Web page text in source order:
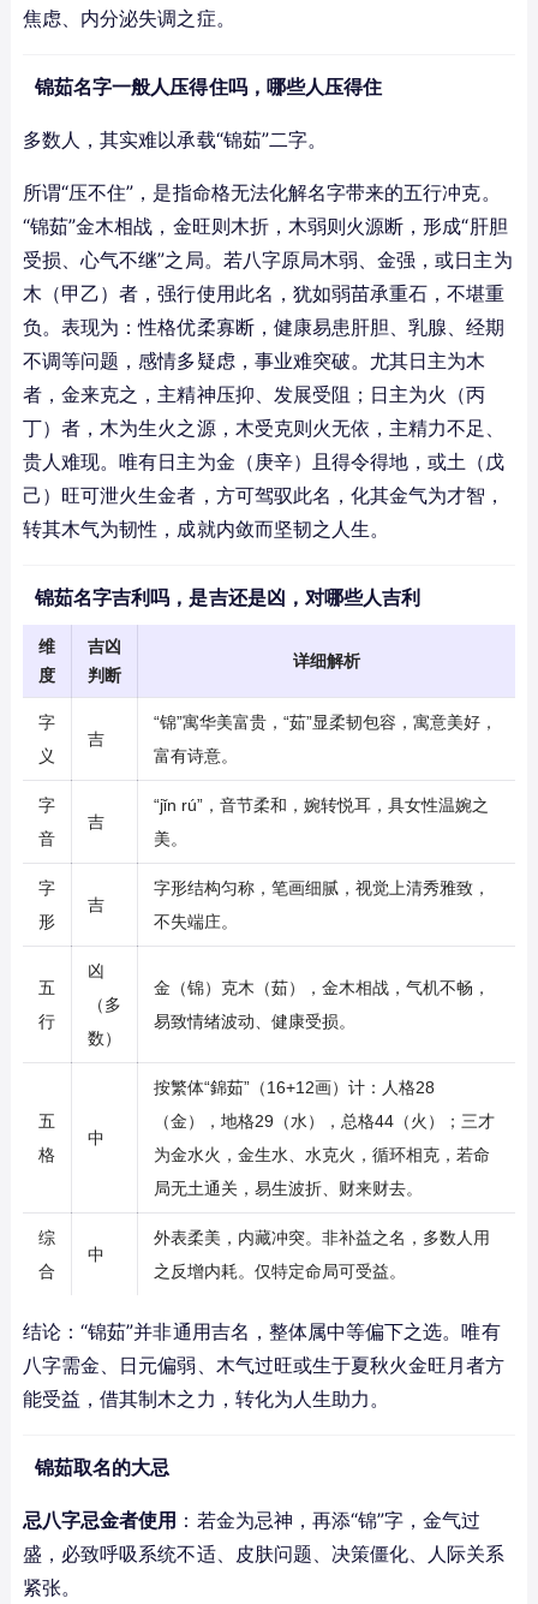
焦虑、内分泌失调之症。
锦茹名字一般人压得住吗，哪些人压得住
多数人，其实难以承载“锦茹”二字。
所谓“压不住”，是指命格无法化解名字带来的五行冲克。
“锦茹”金木相战，金旺则木折，木弱则火源断，形成“肝胆
受损、心气不继”之局。若八字原局木弱、金强，或日主为
木（甲乙）者，强行使用此名，犹如弱苗承重石，不堪重
负。表现为：性格优柔寡断，健康易患肝胆、乳腺、经期
不调等问题，感情多疑虑，事业难突破。尤其日主为木
者，金来克之，主精神压抑、发展受阻；日主为火（丙
丁）者，木为生火之源，木受克则火无依，主精力不足、
贵人难现。唯有日主为金（庚辛）且得令得地，或土（戊
己）旺可泄火生金者，方可驾驭此名，化其金气为才智，
转其木气为韧性，成就内敛而坚韧之人生。
锦茹名字吉利吗，是吉还是凶，对哪些人吉利
维
度
吉凶
判断
详细解析
字
义
吉
“锦”寓华美富贵，“茹”显柔韧包容，寓意美好，
富有诗意。
字
音
吉
“jǐn rú”，音节柔和，婉转悦耳，具女性温婉之
美。
字
形
吉
字形结构匀称，笔画细腻，视觉上清秀雅致，
不失端庄。
五
行
凶
（多
数）
金（锦）克木（茹），金木相战，气机不畅，
易致情绪波动、健康受损。
五
格
中
按繁体“錦茹”（16+12画）计：人格28
（金），地格29（水），总格44（火）；三才
为金水火，金生水、水克火，循环相克，若命
局无土通关，易生波折、财来财去。
综
合
中
外表柔美，内藏冲突。非补益之名，多数人用
之反增内耗。仅特定命局可受益。
结论：“锦茹”并非通用吉名，整体属中等偏下之选。唯有
八字需金、日元偏弱、木气过旺或生于夏秋火金旺月者方
能受益，借其制木之力，转化为人生助力。
锦茹取名的大忌
忌八字忌金者使用 ：若金为忌神，再添“锦”字，金气过
盛，必致呼吸系统不适、皮肤问题、决策僵化、人际关系
紧张。